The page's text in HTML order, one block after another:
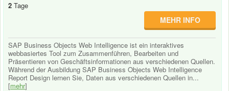
2 Tage
MEHR INFO
SAP Business Objects Web Intelligence ist ein interaktives
webbasiertes Tool zum Zusammenführen, Bearbeiten und
Präsentieren von Geschäftsinformationen aus verschiedenen Quellen.
Während der Ausbildung SAP Business Objects Web Intelligence
Report Design lernen Sie, Daten aus verschiedenen Quellen in...
[mehr]